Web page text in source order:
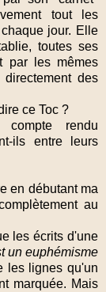
tout les
jour. Elle
toutes ses
par les mêmes
des
ce Toc ?
rendu
ils entre leurs
en débutant ma
au
les écrits d'une
un euphémisme
les lignes qu'un
marquée. Mais